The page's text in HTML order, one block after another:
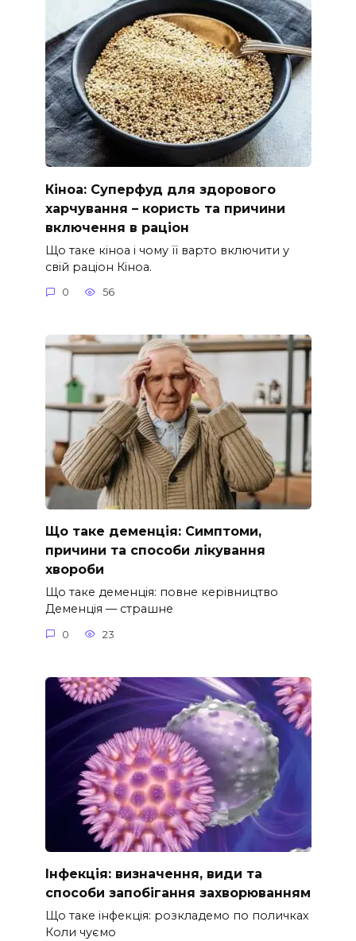
Кіноа: Суперфуд для здорового
харчування – користь та причини
включення в раціон
Що таке кіноа і чому її варто включити у
свій раціон Кіноа.
0 56
Що таке деменція: Симптоми,
причини та способи лікування
хвороби
Що таке деменція: повне керівництво
Деменція — страшне
0 23
Інфекція: визначення, види та
способи запобігання захворюванням
Що таке інфекція: розкладемо по поличках
Коли чуємо